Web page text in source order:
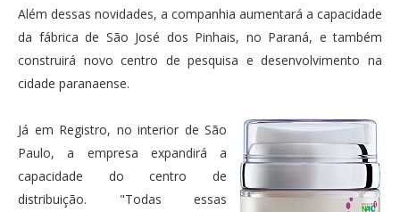
Além dessas novidades, a companhia aumentará a capacidade
da fábrica de São José dos Pinhais, no Paraná, e também
construirá novo centro de pesquisa e desenvolvimento na
cidade paranaense.
Já em Registro, no interior de São
Paulo, a empresa expandirá a
capacidade do centro de
distribuição. "Todas essas